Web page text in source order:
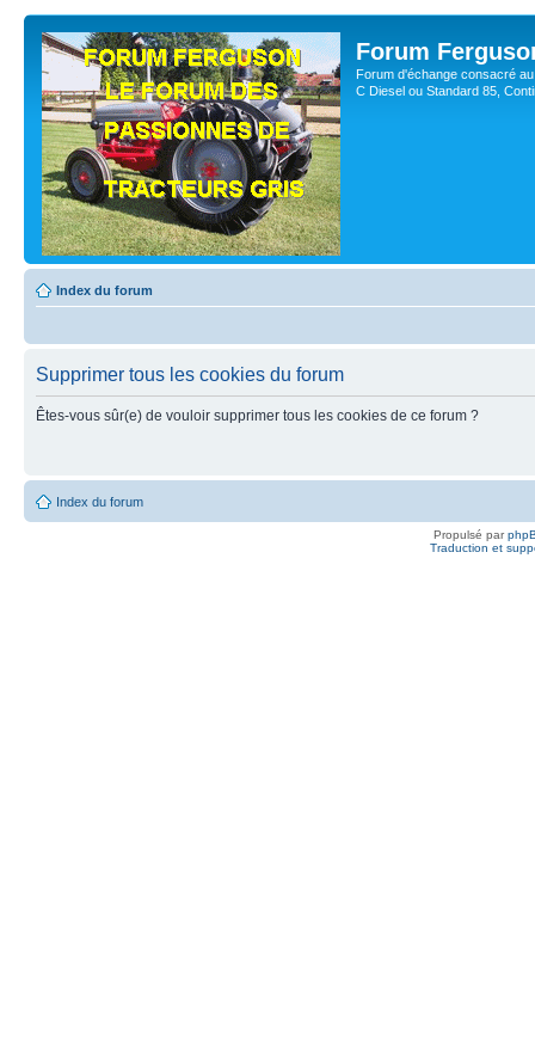
Forum
Forum d'échange consacré
C Diesel ou Standard 85,
Index du forum
Supprimer tous les cookies du forum
Êtes-vous sûr(e) de vouloir supprimer tous les cookies de ce forum ?
Index du forum
Propulsé par
Traduction et